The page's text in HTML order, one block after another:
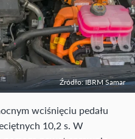
Źródło: IBRM Samar
wciśnięciu pedału
10,2 s. W